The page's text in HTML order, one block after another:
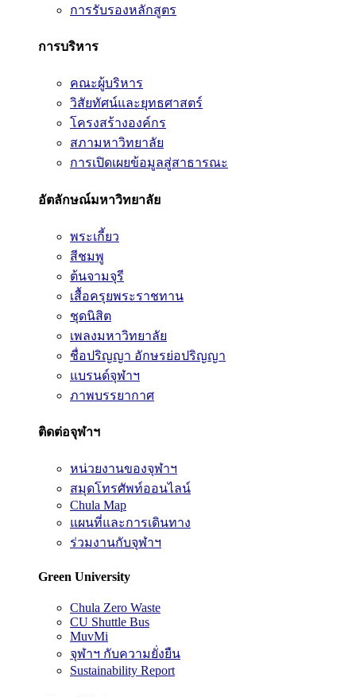
การรับรองหลักสูตร
การบริหาร
คณะผู้บริหาร
วิสัยทัศน์และยุทธศาสตร์
โครงสร้างองค์กร
สภามหาวิทยาลัย
การเปิดเผยข้อมูลสู่สาธารณะ
อัตลักษณ์มหาวิทยาลัย
พระเกี้ยว
สีชมพู
ต้นจามจุรี
เสื้อครุยพระราชทาน
ชุดนิสิต
เพลงมหาวิทยาลัย
ชื่อปริญญา อักษรย่อปริญญา
แบรนด์จุฬาฯ
ภาพบรรยากาศ
ติดต่อจุฬาฯ
หน่วยงานของจุฬาฯ
สมุดโทรศัพท์ออนไลน์
Chula Map
แผนที่และการเดินทาง
ร่วมงานกับจุฬาฯ
Green University
Chula Zero Waste
CU Shuttle Bus
MuvMi
จุฬาฯ กับความยั่งยืน
Sustainability Report